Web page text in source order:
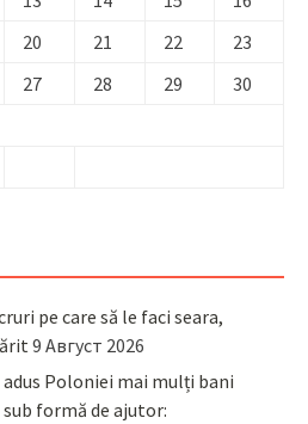
20 21 22
23
27 28 29
30
pe care să le faci seara,
9 Август 2026
Poloniei mai mulți bani
formă de ajutor: